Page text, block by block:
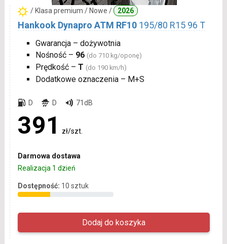
/ Klasa premium / Nowe / 2026
Hankook Dynapro ATM RF10 195/80 R15 96 T
Gwarancja – dożywotnia
Nośność – 96 (do 710 kg/oponę)
Prędkość – T (do 190 km/h)
Dodatkowe oznaczenia – M+S
D D 71dB
391 zł/szt.
Darmowa dostawa
Realizacja 1 dzień
Dostępność: 10 sztuk